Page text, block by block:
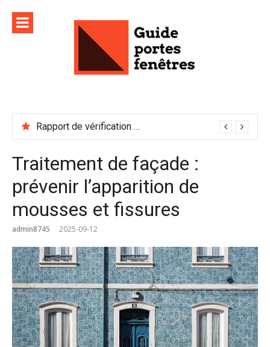
contenu
Rapport de vérification sécurité : à conserver précieusement
Traitement de façade :
prévenir l’apparition de
mousses et fissures
admin8745 2025-09-12